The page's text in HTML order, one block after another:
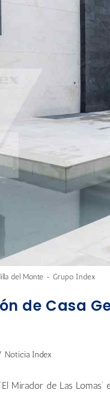
del Monte - Grupo Index
de Casa
Noticia Index
Mirador de Las Lomas’